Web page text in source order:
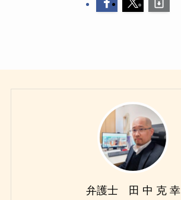
弁護士 田 中 克 幸